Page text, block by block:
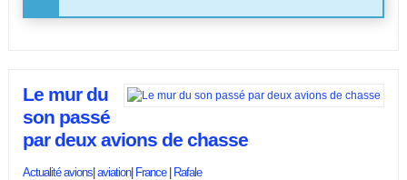
Le mur du
son passé
par deux avions de chasse
Actualité avions| aviation| France| Rafale